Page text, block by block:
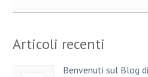
Articoli recenti
Benvenuti sul Blog